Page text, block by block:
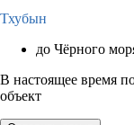
Тхубын
до Чёрного
В настоящее время
объект